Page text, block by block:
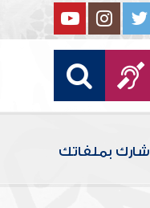
شارك بملفاتك